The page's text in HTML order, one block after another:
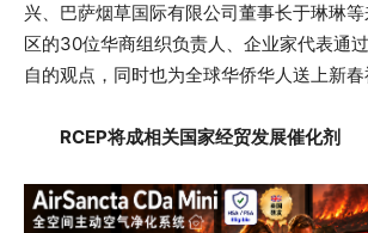
兴、巴萨烟草国际有限公司董事长于琳琳
区的30位华商组织负责人、企业家代表通
自的观点，同时也为全球华侨华人送上新春
RCEP将成相关国家经贸发展催化剂